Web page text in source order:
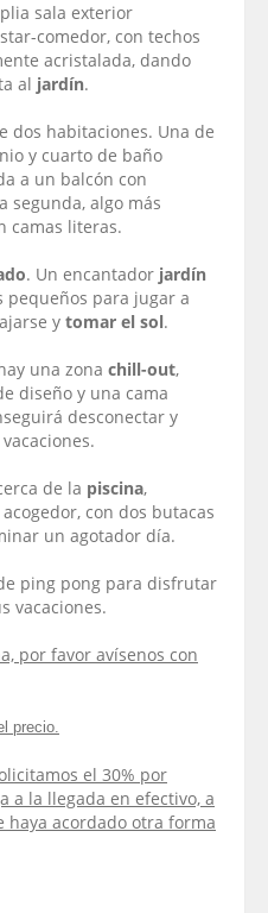
sala exterior
comedor, con techos
acristalada, dando
al jardín.
dos habitaciones. Una de
y cuarto de baño
a un balcón con
segunda, algo más
camas literas.
. Un encantador jardín
pequeños para jugar a
y tomar el sol.
una zona chill-out,
diseño y una cama
desconectar y
de la piscina,
con dos butacas
un agotador día.
ping pong para disfrutar
vacaciones.
por favor avísenos con
precio.
el 30% por
a la llegada en efectivo, a
haya acordado otra forma